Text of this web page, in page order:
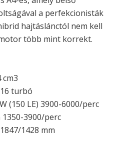
a perfekcionisták
hajtáslánctól nem kell
több mint korrekt.
turbó
(150 LE) 3900-6000/perc
1350-3900/perc
1428 mm